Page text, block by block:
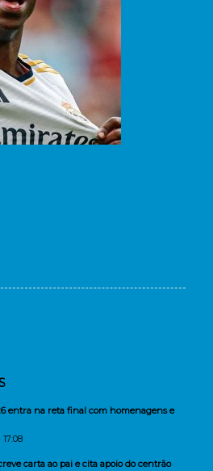
entra na reta final com homenagens e
carta ao pai e cita apoio do centrão